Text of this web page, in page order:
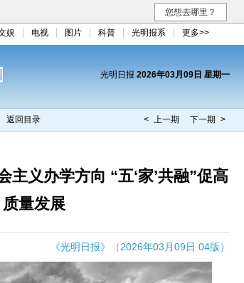
您想去哪里？
娱 电视 图片 科普 光明报系 更多>>
光明日报 2026年03月09日 星期一
返回目录 < 上一期 下一期 >
主义办学方向 “五‘家’共融”促高
质量发展
《光明日报》（2026年03月09日 04版）